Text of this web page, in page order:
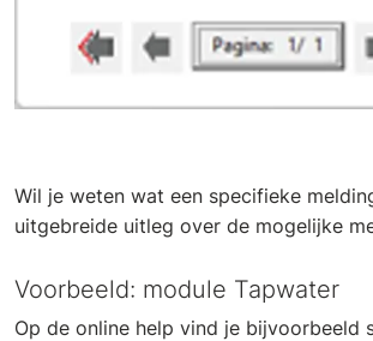
Wil je weten wat een specifieke
uitgebreide uitleg over de mogelijke
Voorbeeld: module Tapwater
Op de online help vind je